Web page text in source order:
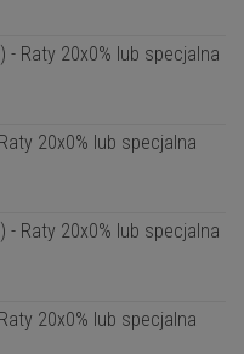
- Raty 20x0% lub specjalna
20x0% lub specjalna
- Raty 20x0% lub specjalna
20x0% lub specjalna